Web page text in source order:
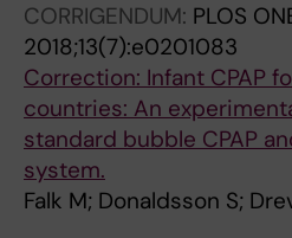
CORRIGENDUM: PLOS
2018;13(7):e0201083
Correction: Infant CPAP
countries: An
standard bubble CPAP
system.
Falk M; Donaldsson S;